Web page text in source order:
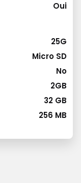
Oui
25G
Micro SD
No
2GB
32 GB
256 MB